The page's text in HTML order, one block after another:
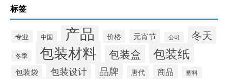
标签
专业 中国 产品 价格 元宵节 公司 冬天
冬季 包装材料 包装盒 包装纸
包装袋 包装设计 品牌 唐代 商品 塑料